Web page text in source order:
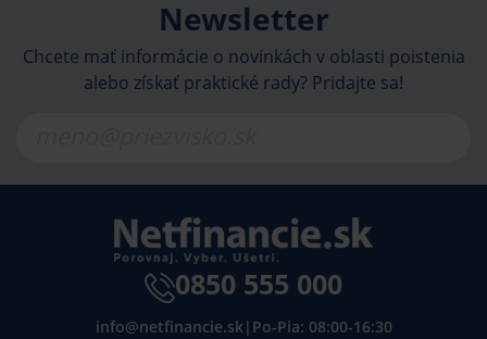
Newsletter
Chcete mať informácie o novinkách v oblasti poistenia
alebo získať praktické rady? Pridajte sa!
0850 555 000
info@netfinancie.sk| Po-Pia: 08:00-16:30